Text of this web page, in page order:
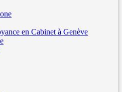
en Cabinet à Genève